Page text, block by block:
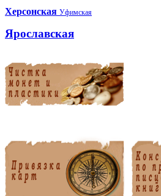
Херсонская Уфимская
Ярославская